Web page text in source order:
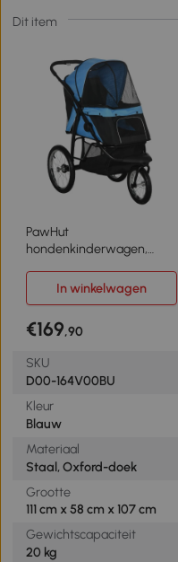
Dit item
PawHut
hondenkinderwagen,
zonnescherm, gaasvenster,
opbergmand, blauw, 111 x
In winkelwagen
€169,90
SKU
D00-164V00BU
Kleur
Blauw
Materiaal
Staal, Oxford-doek
Grootte
111 cm x 58 cm x 107 cm
Gewichtscapaciteit
20 kg